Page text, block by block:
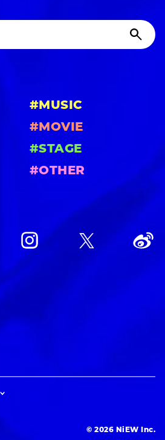
#MUSIC
#MOVIE
#STAGE
#OTHER
© 2026 NiEW Inc.